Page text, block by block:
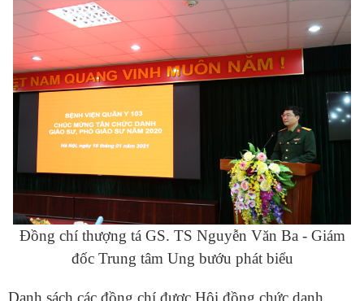
Đồng chí thượng tá GS. TS Nguyễn Văn Ba - Giám
đốc Trung tâm Ung bướu phát biểu
Danh sách các đồng chí được Hội đồng chức danh